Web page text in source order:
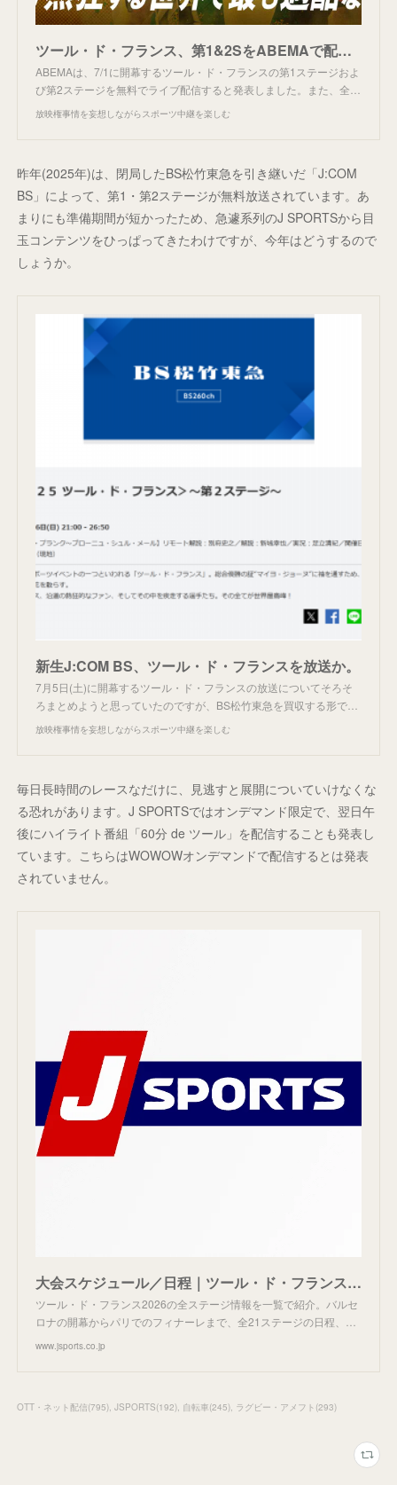
ツール・ド・フランス、第1&2SをABEMAで配信。
ABEMAは、7/1に開幕するツール・ド・フランスの第1ステージおよ
び第2ステージを無料でライブ配信すると発表しました。また、全…
放映権事情を妄想しながらスポーツ中継を楽しむ
昨年(2025年)は、閉局したBS松竹東急を引き継いだ「J:COM
BS」によって、第1・第2ステージが無料放送されています。あ
まりにも準備期間が短かったため、急遽系列のJ SPORTSから目
玉コンテンツをひっぱってきたわけですが、今年はどうするので
しょうか。
新生J:COM BS、ツール・ド・フランスを放送か。
7月5日(土)に開幕するツール・ド・フランスの放送についてそろそ
ろまとめようと思っていたのですが、BS松竹東急を買収する形で…
放映権事情を妄想しながらスポーツ中継を楽しむ
毎日長時間のレースなだけに、見逃すと展開についていけなくな
る恐れがあります。J SPORTSではオンデマンド限定で、翌日午
後にハイライト番組「60分 de ツール」を配信することも発表し
ています。こちらはWOWOWオンデマンドで配信するとは発表
されていません。
大会スケジュール／日程｜ツール・ド・フランス2026｜サイクルロードレース｜J SPORTS【公式】
ツール・ド・フランス2026の全ステージ情報を一覧で紹介。バルセ
ロナの開幕からパリでのフィナーレまで、全21ステージの日程、…
www.jsports.co.jp
OTT・ネット配信(795) JSPORTS(192) 自転車(245) ラグビー・アメフト (293)